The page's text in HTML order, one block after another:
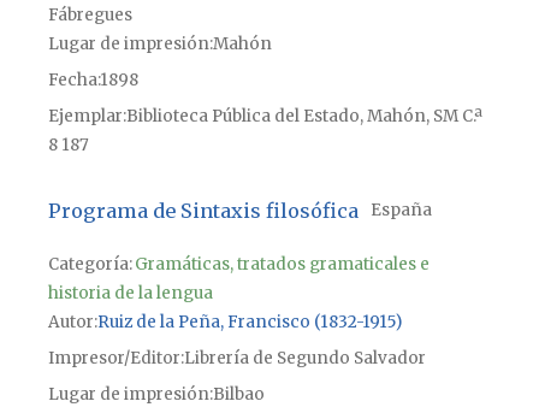
Fábregues
Lugar de impresiónMahón
Fecha1898
Ejemplar Biblioteca Pública del Estado, Mahón, SM C.ª
8 187
Programa de Sintaxis filosófica España
Categoría:Gramáticas, tratados gramaticales e
historia de la lengua
Autor Ruiz de la Peña, Francisco (1832-1915)
Impresor/Editor Librería de Segundo Salvador
Lugar de impresiónBilbao